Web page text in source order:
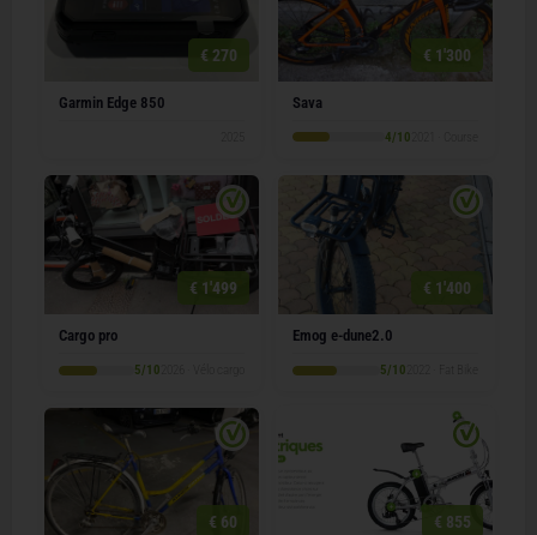
€ 270
Garmin Edge 850
€ 1'300
Sava
4/10
€ 1'499
Cargo pro
5/10
€ 1'400
Emog e-dune2.0
5/10
€ 60 € 855